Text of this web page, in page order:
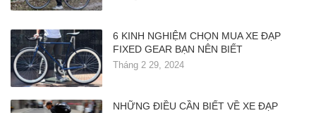
6 KINH NGHIỆM CHỌN MUA XE ĐẠP
FIXED GEAR BẠN NÊN BIẾT
Tháng 2 29, 2024
NHỮNG ĐIỀU CẦN BIẾT VỀ XE ĐẠP